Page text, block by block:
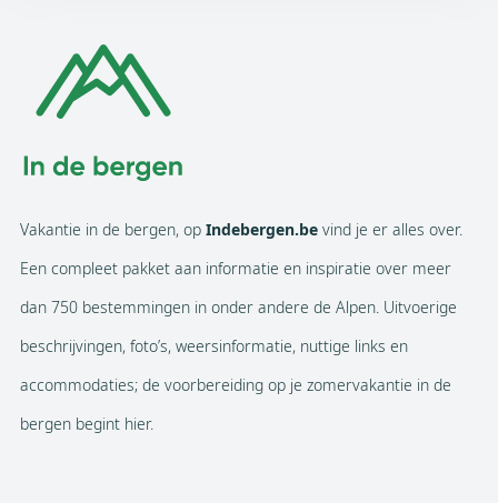
Vakantie in de bergen, op Indebergen.be vind je er alles over.
Een compleet pakket aan informatie en inspiratie over meer
dan 750 bestemmingen in onder andere de Alpen. Uitvoerige
beschrijvingen, foto’s, weersinformatie, nuttige links en
accommodaties; de voorbereiding op je zomervakantie in de
bergen begint hier.